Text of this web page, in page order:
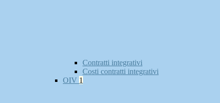
Contratti integrativi
Costi contratti integrativi
OIV 1